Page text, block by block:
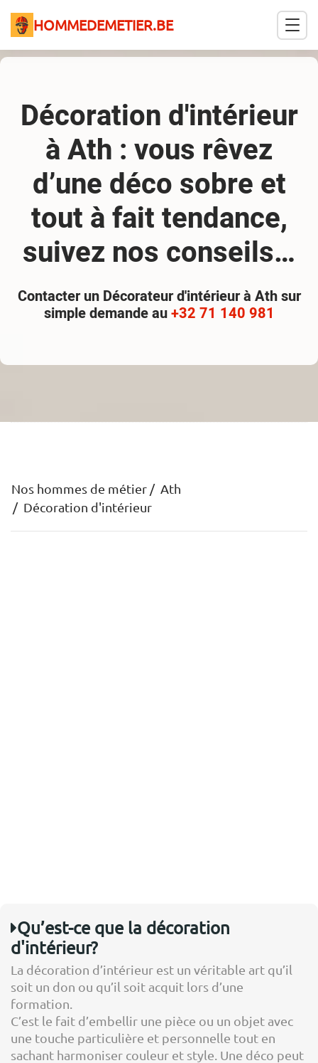
HOMMEDEMETIER.BE
Décoration d'intérieur
à Ath : vous rêvez
d’une déco sobre et
tout à fait tendance,
suivez nos conseils…
Contacter un Décorateur d'intérieur à Ath sur
simple demande au+32 71 140 981
Nos hommes de métier
Ath
Décoration d'intérieur
Qu’est-ce que la décoration
d'intérieur?
La décoration d’intérieur est un véritable art qu’il
soit un don ou qu’il soit acquit lors d’une
formation.
C’est le fait d’embellir une pièce ou un objet avec
une touche particulière et personnelle tout en
sachant harmoniser couleur et style. Une déco peut